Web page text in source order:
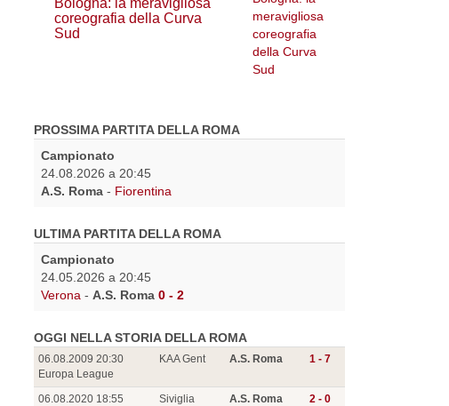
coreografia della Curva
Sud
PROSSIMA PARTITA DELLA ROMA
Campionato
24.08.2026 a 20:45
A.S. Roma - Fiorentina
ULTIMA PARTITA DELLA ROMA
Campionato
24.05.2026 a 20:45
Verona - A.S. Roma 0 - 2
OGGI NELLA STORIA DELLA ROMA
06.08.2009 20:30
Europa League
KAA Gent A.S. Roma 1 - 7
06.08.2020 18:55
Siviglia A.S. Roma 2 - 0